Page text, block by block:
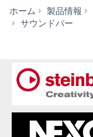
ホーム 製品情報
サウンドバー